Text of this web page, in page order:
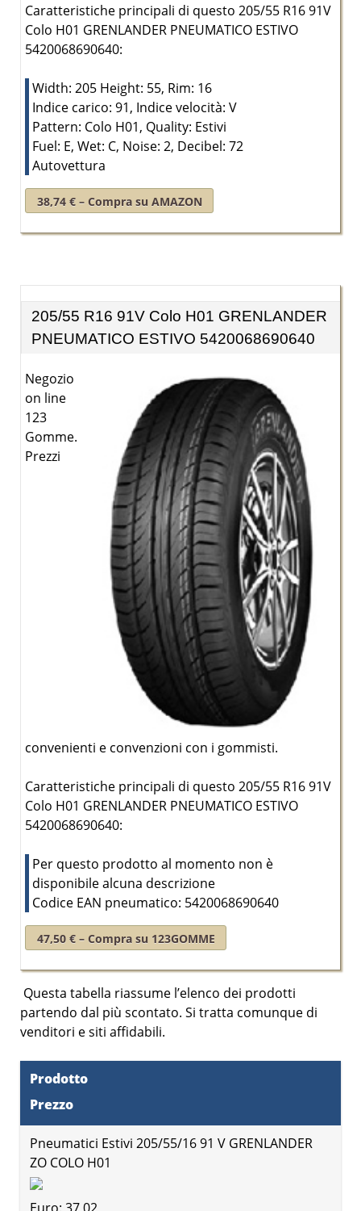
Caratteristiche principali di questo 205/55 R16 91V
Colo H01 GRENLANDER PNEUMATICO ESTIVO
5420068690640:
Width: 205 Height: 55, Rim: 16
Indice carico: 91, Indice velocità: V
Pattern: Colo H01, Quality: Estivi
Fuel: E, Wet: C, Noise: 2, Decibel: 72
Autovettura
38,74 € – Compra su AMAZON
205/55 R16 91V Colo H01 GRENLANDER
PNEUMATICO ESTIVO 5420068690640
Negozio
on line
123
Gomme.
Prezzi
convenienti e convenzioni con i gommisti.
Caratteristiche principali di questo 205/55 R16 91V
Colo H01 GRENLANDER PNEUMATICO ESTIVO
5420068690640:
Per questo prodotto al momento non è
disponibile alcuna descrizione
Codice EAN pneumatico: 5420068690640
47,50 € – Compra su 123GOMME
Questa tabella riassume l’elenco dei prodotti
partendo dal più scontato. Si tratta comunque di
venditori e siti affidabili.
Prodotto
Prezzo
Pneumatici Estivi 205/55/16 91 V GRENLANDER
ZO COLO H01